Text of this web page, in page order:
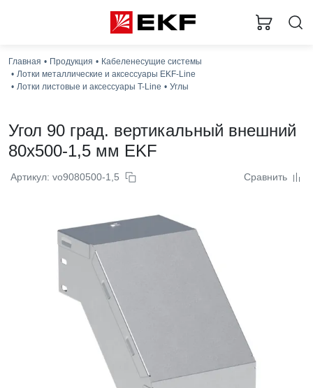
Главная Продукция
Кабеленесущие системы
Лотки металлические и аксессуары EKF-Line
Лотки листовые и аксессуары T-Line
Углы
Угол 90 град. вертикальный внешний
80x500-1,5 мм EKF
Артикул: vo9080500-1,5 Сравнить